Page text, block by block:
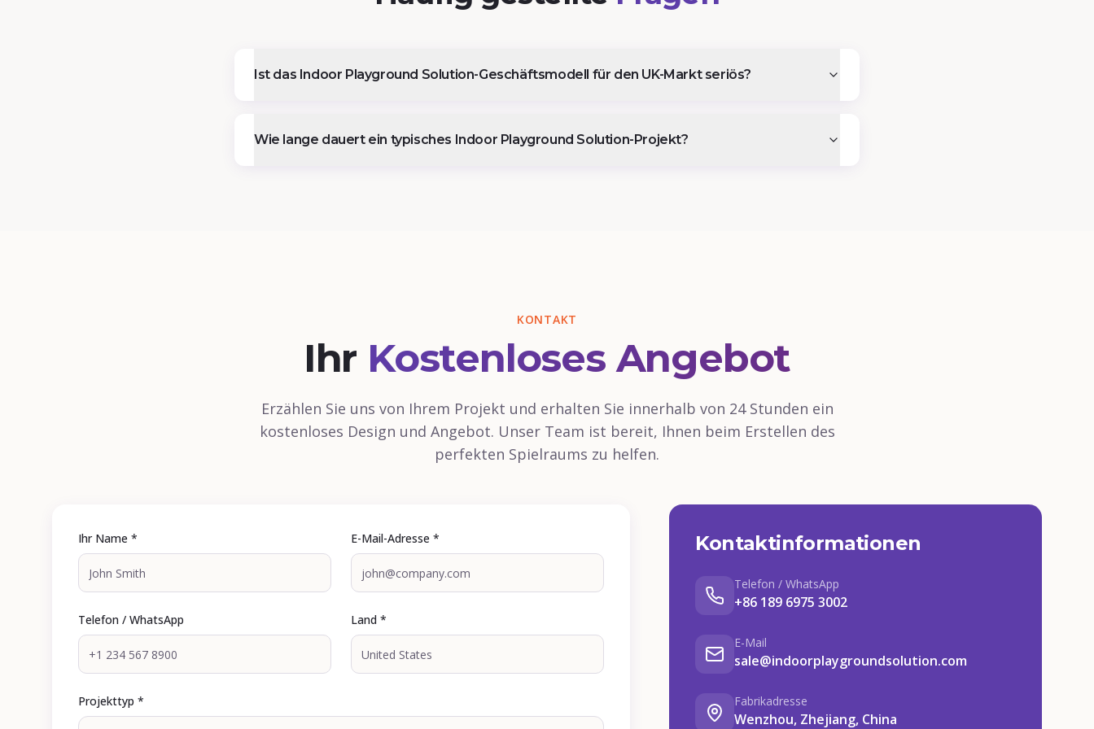
Ist das Indoor Playground Solution-Geschäftsmodell für den UK-Markt seriös?
Wie lange dauert ein typisches Indoor Playground Solution-Projekt?
KONTAKT
Ihr Kostenloses Angebot
Erzählen Sie uns von Ihrem Projekt und erhalten Sie innerhalb von 24 Stunden ein
kostenloses Design und Angebot. Unser Team ist bereit, Ihnen beim Erstellen des
perfekten Spielraums zu helfen.
Ihr Name * E-Mail-Adresse *
Telefon / WhatsApp Land *
Projekttyp *
Kontaktinformationen
Telefon / WhatsApp
+86 189 6975 3002
E-Mail
sale@indoorplaygroundsolution.com
Fabrikadresse
Wenzhou, Zhejiang, China